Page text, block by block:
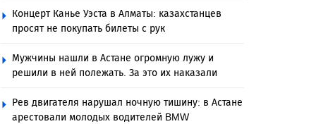
Концерт Канье Уэста в Алматы: казахстанцев
просят не покупать билеты с рук
Мужчины нашли в Астане огромную лужу и
решили в ней полежать. За это их наказали
Рев двигателя нарушал ночную тишину: в Астане
арестовали молодых водителей BMW